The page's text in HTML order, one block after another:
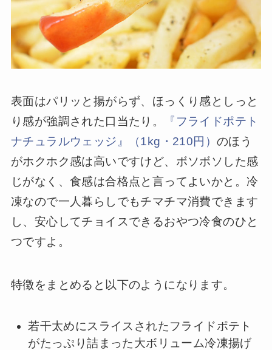
表面はパリッと揚がらず、ほっくり感としっと
り感が強調された口当たり。
『フライドポテト
ナチュラルウェッジ』（1kg・210円） のほう
がホクホク感は高いですけど、ボソボソした感
じがなく、食感は合格点と言ってよいかと。冷
凍なので一人暮らしでもチマチマ消費できます
し、安心してチョイスできるおやつ冷食のひと
つですよ。
特徴をまとめると以下のようになります。
若干太めにスライスされたフライドポテト
がたっぷり詰まった大ボリューム冷凍揚げ